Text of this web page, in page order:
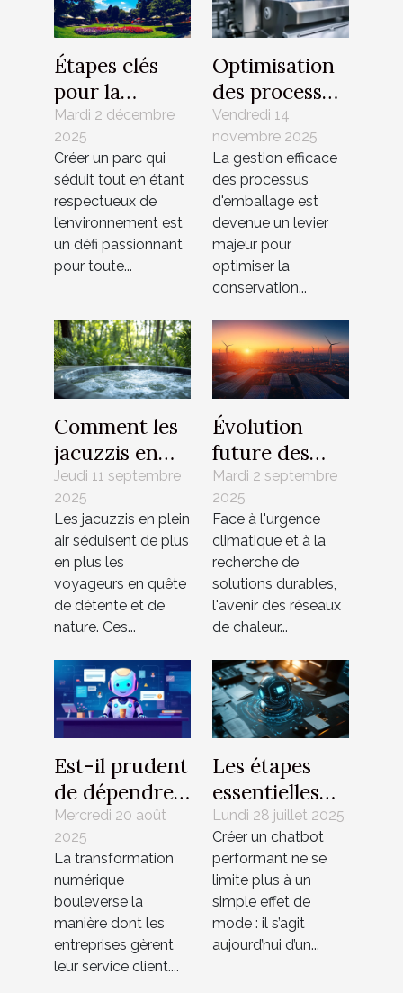
Étapes clés
pour la
création d'un
parc attrayant
et durable
Mardi 2 décembre
2025
Créer un parc qui
séduit tout en étant
respectueux de
l’environnement est
un défi passionnant
pour toute...
Optimisation
des processus
d'emballage
avec des
systèmes de
conservation
sous vide
Vendredi 14
novembre 2025
La gestion efficace
des processus
d'emballage est
devenue un levier
majeur pour
optimiser la
conservation...
Comment les
jacuzzis en
plein air
contribuent-
ils à
l'écotourisme
?
Jeudi 11 septembre
2025
Les jacuzzis en plein
air séduisent de plus
en plus les
voyageurs en quête
de détente et de
nature. Ces...
Évolution
future des
réseaux de
chaleur : vers
une
intégration
maximale des
énergies
propres ?
Mardi 2 septembre
2025
Face à l'urgence
climatique et à la
recherche de
solutions durables,
l'avenir des réseaux
de chaleur...
Est-il prudent
de dépendre
entièrement
d'un chatbot
pour les
services
clients ?
Mercredi 20 août
2025
La transformation
numérique
bouleverse la
manière dont les
entreprises gèrent
leur service client....
Les étapes
essentielles
pour créer un
chatbot
efficace et
interactif
Lundi 28 juillet 2025
Créer un chatbot
performant ne se
limite plus à un
simple effet de
mode : il s’agit
aujourd’hui d’un...